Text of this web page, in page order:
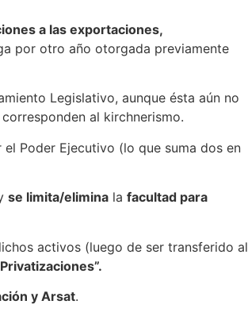
a las exportaciones,
por otro año otorgada previamente
Legislativo, aunque ésta aún no
al kirchnerismo.
Poder Ejecutivo (lo que suma dos en
se limita/elimina la facultad para
activos (luego de ser transferido al
y Arsat.